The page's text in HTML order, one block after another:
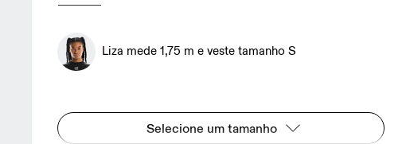
Liza mede 1,75 m e veste tamanho S
Selecione um tamanho